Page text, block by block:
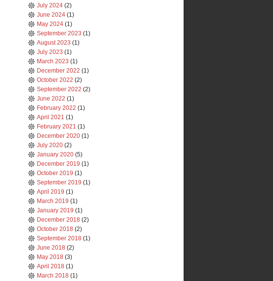
July 2024 (2)
June 2024 (1)
May 2024 (1)
September 2023 (1)
August 2023 (1)
July 2023 (1)
March 2023 (1)
December 2022 (1)
October 2022 (2)
September 2022 (2)
June 2022 (1)
February 2022 (1)
April 2021 (1)
February 2021 (1)
December 2020 (1)
July 2020 (2)
January 2020 (5)
December 2019 (1)
October 2019 (1)
September 2019 (1)
April 2019 (1)
March 2019 (1)
January 2019 (1)
December 2018 (2)
October 2018 (2)
September 2018 (1)
June 2018 (2)
May 2018 (3)
April 2018 (1)
March 2018 (1)